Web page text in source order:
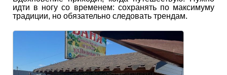
идти в ногу со временем: сохранять по максимуму
традиции, но обязательно следовать трендам.